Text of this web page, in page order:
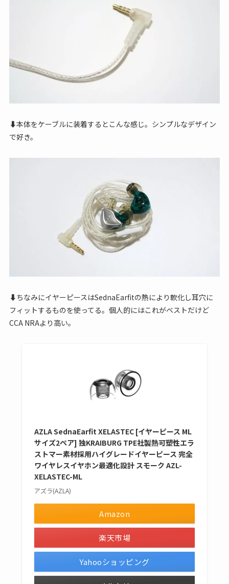
⬇︎本体をケーブルに装着するとこんな感じ。シンプルなデザイン
で好き。
⬇︎ちなみにイヤーピースはSednaEarfitの熱により軟化し耳穴に
フィットするものを使ってる。個人的にはこれがベストだけど
CCA NRAより高い。
AZLA SednaEarfit XELASTEC [イヤーピース ML
サイズ2ペア] 独KRAIBURG TPE社製熱可塑性エラ
ストマー素材採用ハイグレードイヤーピース 完全
ワイヤレスイヤホン最適化設計 スモーク AZL-
XELASTEC-ML
アズラ(AZLA)
Amazon
楽天市場
Yahooショッピング